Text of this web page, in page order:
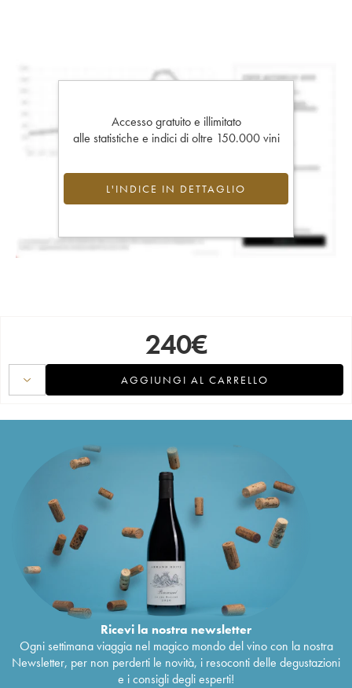
Accesso gratuito e illimitato
alle statistiche e indici di oltre 150.000 vini
L'INDICE IN DETTAGLIO
240€
AGGIUNGI AL CARRELLO
Ricevi la nostra newsletter
Ogni settimana viaggia nel magico mondo del vino con la nostra
Newsletter, per non perderti le novità, i resoconti delle degustazioni
e i consigli degli esperti!